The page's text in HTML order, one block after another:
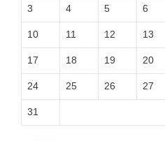
3 4 5 6
10 11 12 13
17 18 19 20
24 25 26 27
31